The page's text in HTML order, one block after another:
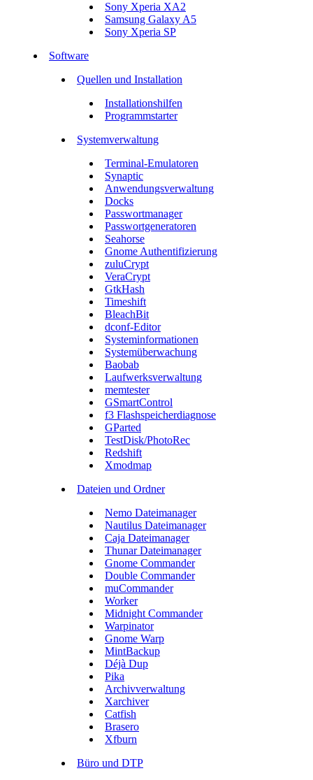
Sony Xperia XA2
Samsung Galaxy A5
Sony Xperia SP
Software
Quellen und Installation
Installationshilfen
Programmstarter
Systemverwaltung
Terminal-Emulatoren
Synaptic
Anwendungsverwaltung
Docks
Passwortmanager
Passwortgeneratoren
Seahorse
Gnome Authentifizierung
zuluCrypt
VeraCrypt
GtkHash
Timeshift
BleachBit
dconf-Editor
Systeminformationen
Systemüberwachung
Baobab
Laufwerksverwaltung
memtester
GSmartControl
f3 Flashspeicherdiagnose
GParted
TestDisk/PhotoRec
Redshift
Xmodmap
Dateien und Ordner
Nemo Dateimanager
Nautilus Dateimanager
Caja Dateimanager
Thunar Dateimanager
Gnome Commander
Double Commander
muCommander
Worker
Midnight Commander
Warpinator
Gnome Warp
MintBackup
Déjà Dup
Pika
Archivverwaltung
Xarchiver
Catfish
Brasero
Xfburn
Büro und DTP